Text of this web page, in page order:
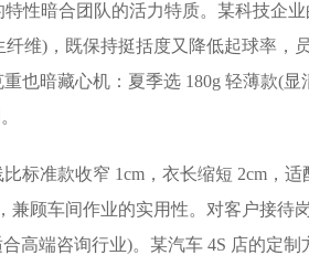
性暗合团队的活力特质。某科技企业
维)，既保持挺括度又降低起球率，
也暗藏心机：夏季选 180g 轻薄款(显
标准款收窄 1cm，衣长缩短 2cm，适
兼顾车间作业的实用性。对客户接待
高端咨询行业)。某汽车 4S 店的定制